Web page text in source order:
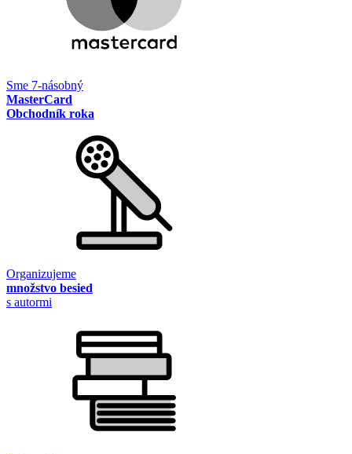
Sme 7-násobný
MasterCard
Obchodník roka
Organizujeme
množstvo besied
s autormi